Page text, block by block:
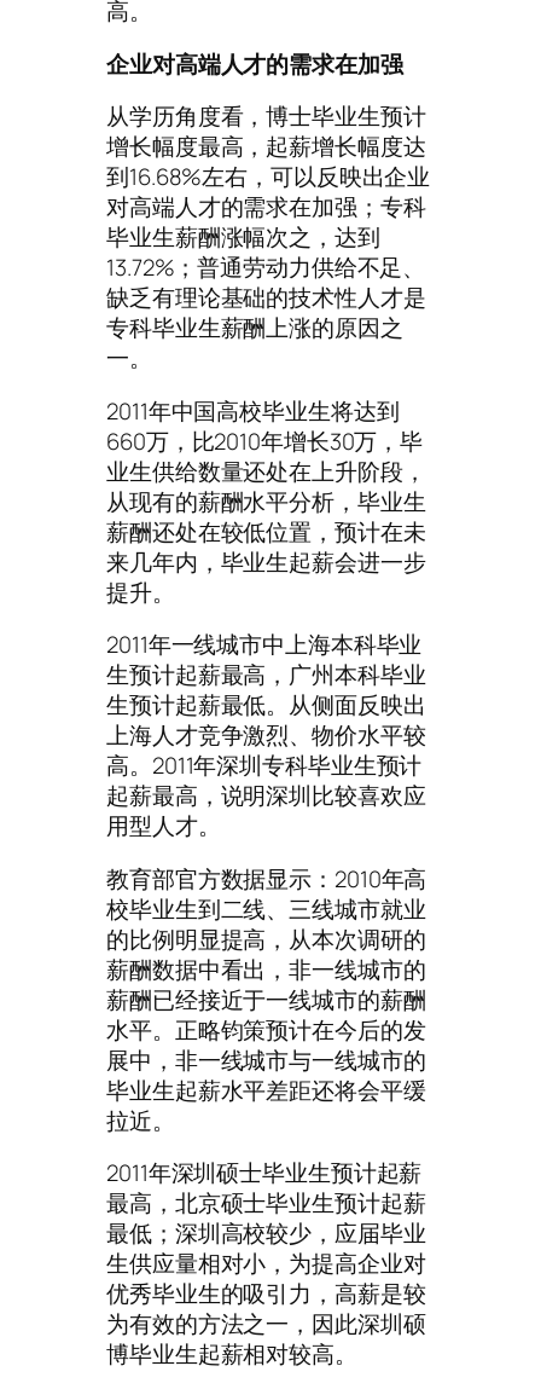
高。
企业对高端人才的需求在加强
从学历角度看，博士毕业生预计
增长幅度最高，起薪增长幅度达
到16.68%左右，可以反映出企业
对高端人才的需求在加强；专科
毕业生薪酬涨幅次之，达到
13.72%；普通劳动力供给不足、
缺乏有理论基础的技术性人才是
专科毕业生薪酬上涨的原因之
一。
2011年中国高校毕业生将达到
660万，比2010年增长30万，毕
业生供给数量还处在上升阶段，
从现有的薪酬水平分析，毕业生
薪酬还处在较低位置，预计在未
来几年内，毕业生起薪会进一步
提升。
2011年一线城市中上海本科毕业
生预计起薪最高，广州本科毕业
生预计起薪最低。从侧面反映出
上海人才竞争激烈、物价水平较
高。2011年深圳专科毕业生预计
起薪最高，说明深圳比较喜欢应
用型人才。
教育部官方数据显示：2010年高
校毕业生到二线、三线城市就业
的比例明显提高，从本次调研的
薪酬数据中看出，非一线城市的
薪酬已经接近于一线城市的薪酬
水平。正略钧策预计在今后的发
展中，非一线城市与一线城市的
毕业生起薪水平差距还将会平缓
拉近。
2011年深圳硕士毕业生预计起薪
最高，北京硕士毕业生预计起薪
最低；深圳高校较少，应届毕业
生供应量相对小，为提高企业对
优秀毕业生的吸引力，高薪是较
为有效的方法之一，因此深圳硕
博毕业生起薪相对较高。